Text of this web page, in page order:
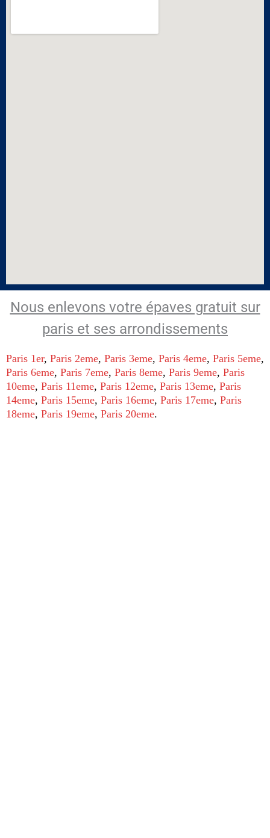
Nous enlevons votre épaves gratuit sur
paris et ses arrondissements
Paris 1er, Paris 2eme, Paris 3eme, Paris 4eme, Paris 5eme,
Paris 6eme, Paris 7eme, Paris 8eme, Paris 9eme, Paris
10eme, Paris 11eme, Paris 12eme, Paris 13eme, Paris
14eme, Paris 15eme, Paris 16eme, Paris 17eme, Paris
18eme, Paris 19eme, Paris 20eme.